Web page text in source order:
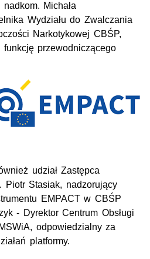
Michała
Wydziału do Zwalczania
Narkotykowej CBŚP,
przewodniczącego
udział Zastępca
Piotr Stasiak, nadzorujący
EMPACT w CBŚP
- Dyrektor Centrum Obsługi
odpowiedzialny za
platformy.